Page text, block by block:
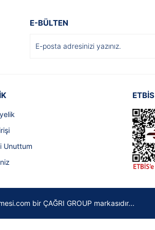
E-BÜLTEN
Unuttum
ETBİS
bir ÇAĞRI GROUP markasıdır...